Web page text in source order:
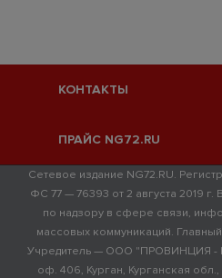
КОНТАКТЫ
ПРАЙС NG72.RU
Сетевое издание NG72.RU.
ФС 77 — 76393 от 2 августа 2019
по надзору в сфере связи,
массовых коммуникаций.
Учредитель — ООО "ПРОВИНЦИЯ -
оф. 406, Курган, Курганская